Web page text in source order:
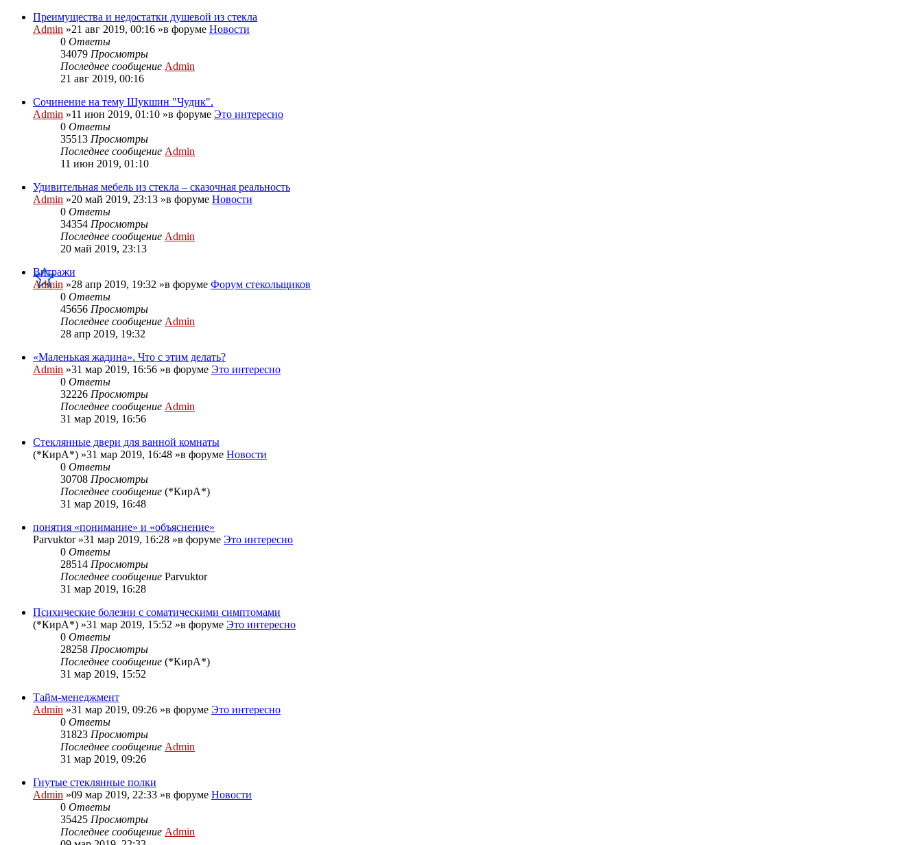
Преимущества и недостатки душевой из стекла
Admin »21 авг 2019, 00:16 »в форуме Новости
0 Ответы
34079 Просмотры
Последнее сообщение Admin
21 авг 2019, 00:16
Сочинение на тему Шукшин "Чудик".
Admin »11 июн 2019, 01:10 »в форуме Это интересно
0 Ответы
35513 Просмотры
Последнее сообщение Admin
11 июн 2019, 01:10
Удивительная мебель из стекла – сказочная реальность
Admin »20 май 2019, 23:13 »в форуме Новости
0 Ответы
34354 Просмотры
Последнее сообщение Admin
20 май 2019, 23:13
Витражи
Admin »28 апр 2019, 19:32 »в форуме Форум стекольщиков
0 Ответы
45656 Просмотры
Последнее сообщение Admin
28 апр 2019, 19:32
«Маленькая жадина». Что с этим делать?
Admin »31 мар 2019, 16:56 »в форуме Это интересно
0 Ответы
32226 Просмотры
Последнее сообщение Admin
31 мар 2019, 16:56
Стеклянные двери для ванной комнаты
(*КирА*) »31 мар 2019, 16:48 »в форуме Новости
0 Ответы
30708 Просмотры
Последнее сообщение (*КирА*)
31 мар 2019, 16:48
понятия «понимание» и «объяснение»
Parvuktor»31 мар 2019, 16:28 »в форуме Это интересно
0 Ответы
28514 Просмотры
Последнее сообщение Parvuktor
31 мар 2019, 16:28
Психические болезни с соматическими симптомами
(*КирА*) »31 мар 2019, 15:52 »в форуме Это интересно
0 Ответы
28258 Просмотры
Последнее сообщение (*КирА*)
31 мар 2019, 15:52
Тайм-менеджмент
Admin »31 мар 2019, 09:26 »в форуме Это интересно
0 Ответы
31823 Просмотры
Последнее сообщение Admin
31 мар 2019, 09:26
Гнутые стеклянные полки
Admin »09 мар 2019, 22:33 »в форуме Новости
0 Ответы
35425 Просмотры
Последнее сообщение Admin